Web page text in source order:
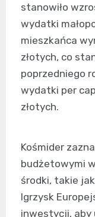
stanowiło
wydatki
mieszkańca
złotych, co
poprzedniego
wydatki per
złotych.
Kośmider
budżetowymi
środki, takie
Igrzysk
inwestycji, aby